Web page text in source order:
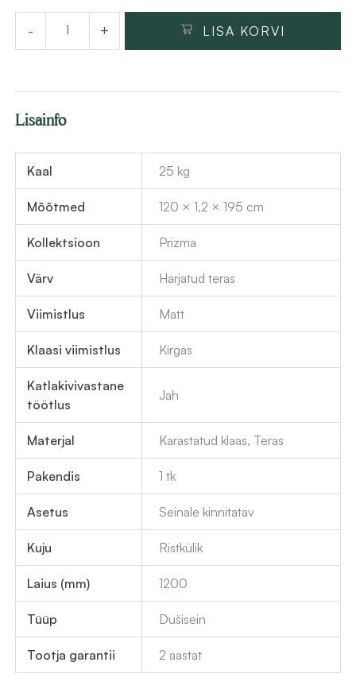
€
1
8
€
-
dušisein
Deante
Prizma
harjatud
kogus
+ LISA KORVI
Lisainfo
Kaal 25 kg
Mõõtmed 120 × 1,2 × 195 cm
Kollektsioon Prizma
Värv Harjatud teras
Viimistlus Matt
Klaasi viimistlus Kirgas
Katlakivivastane
töötlus
Jah
Materjal Karastatud klaas, Teras
Pakendis 1 tk
Asetus Seinale kinnitatav
Kuju Ristkülik
Laius (mm) 1200
Tüüp Dušisein
Tootja garantii 2 aastat